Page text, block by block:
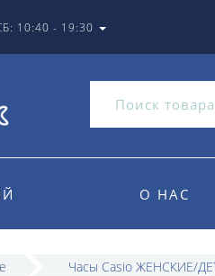
10:40 - 19:30
О НАС
Часы Casio ЖЕНСКИЕ/